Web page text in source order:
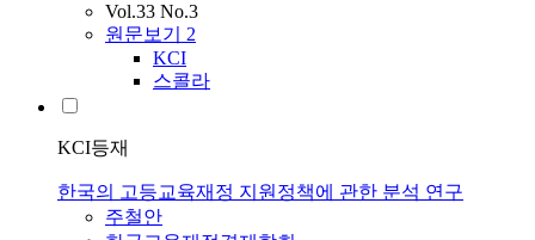
Vol.33 No.3
원문보기 2
KCI
스콜라
KCI등재
한국의 고등교육재정 지원정책에 관한 분석 연구
주철안